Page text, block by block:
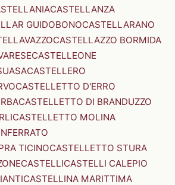
CASTELLANZA
GUIDOBONOCASTELLARANO
CASTELLAZZO BORMIDA
CASTELLEONE
CASTELLERO
CASTELLETTO D'ERRO
CASTELLETTO DI BRANDUZZO
CASTELLETTO MOLINA
TICINOCASTELLETTO STURA
CASTELLICASTELLI CALEPIO
CASTELLINA MARITTIMA